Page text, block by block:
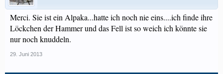
Merci. Sie ist ein Alpaka...hatte ich noch nie eins....ich finde ihre
Löckchen der Hammer und das Fell ist so weich ich könnte sie
nur noch knuddeln.
29. Juni 2013